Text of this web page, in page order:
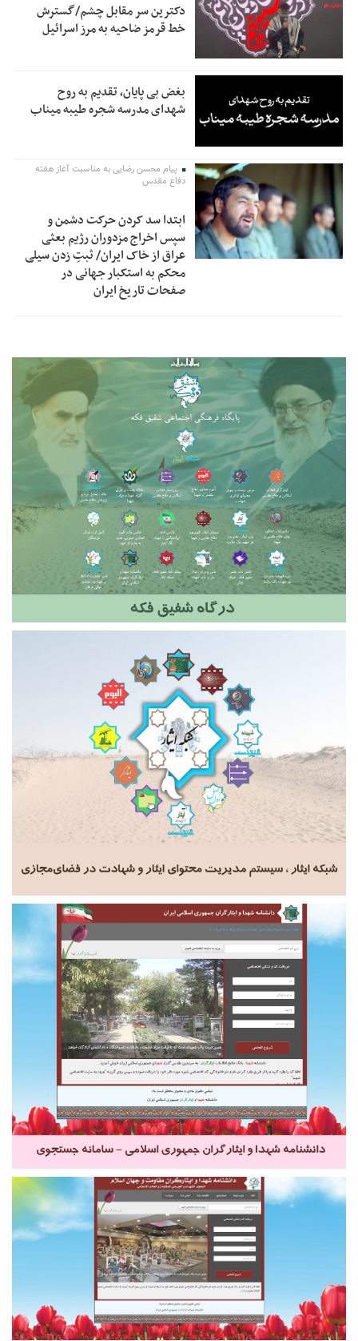
دکترین سر مقابل چشم/گسترش
خط قرمز ضاحیه به مرز اسرائیل
بغض بی پایان، تقدیم به روح
شهدای مدرسه شجره طیبه میناب
پیام محسن رضایی به مناسبت آغاز هفته
دفاع مقدس
ابتدا سد کردن حرکت دشمن و
سپس اخراج مزدوران رژیم بعثی
عراق از خاک ایران/ ثبتِ زدن سیلی
محکم به استکبار جهانی در
صفحات تاریخ ایران